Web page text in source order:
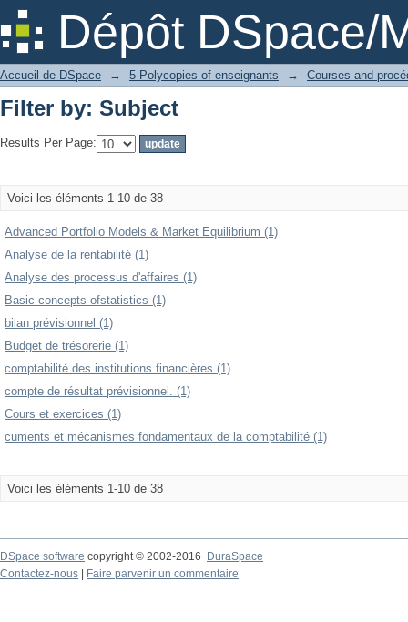
Dépôt DSpace/
Filter by: Subject
Accueil de DSpace → 5 Polycopies of enseignants →
Filter by: Subject
Results Per Page:
Voici les éléments 1-10 de 38
Advanced Portfolio Models & Market Equilibrium (1)
Analyse de la rentabilité (1)
Analyse des processus d'affaires (1)
Basic concepts ofstatistics (1)
bilan prévisionnel (1)
Budget de trésorerie (1)
comptabilité des institutions financières (1)
compte de résultat prévisionnel. (1)
Cours et exercices (1)
cuments et mécanismes fondamentaux de la comptabilité (1)
Voici les éléments 1-10 de 38
DSpace software copyright © 2002-2016
DuraSpace
Contactez-nous
Faire parvenir un commentaire